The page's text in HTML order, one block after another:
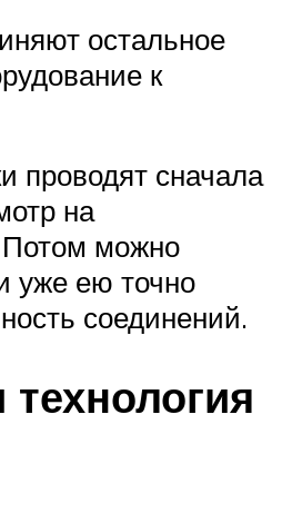
остальное
к
проводят сначала
на
Потом можно
уже ею точно
соединений.